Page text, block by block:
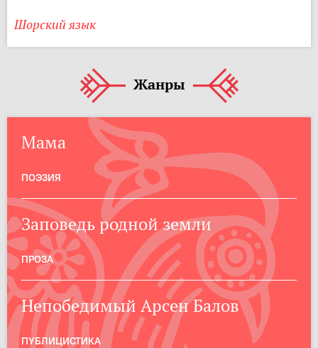
Шорский язык
Жанры
Мама
ПОЭЗИЯ
Заповедь родной земли
ПРОЗА
Непобедимый Арсен Балов
ПУБЛИЦИСТИКА